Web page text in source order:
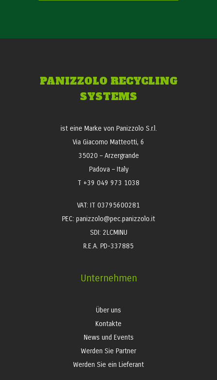
PANIZZOLO RECYCLING
SYSTEMS
ist eine Marke von Panizzolo S.r.l.
Via Giacomo Matteotti, 6
35020 – Arzergrande
Padova – Italy
T +39 049 973 1038
VAT: IT 03795600281
PEC: panizzolo@pec.panizzolo.it
SDI: 2LCMINU
R.E.A. PD-337885
Unternehmen
Über uns
Kontakte
News und Events
Werden Sie Partner
Werden Sie ein Lieferant